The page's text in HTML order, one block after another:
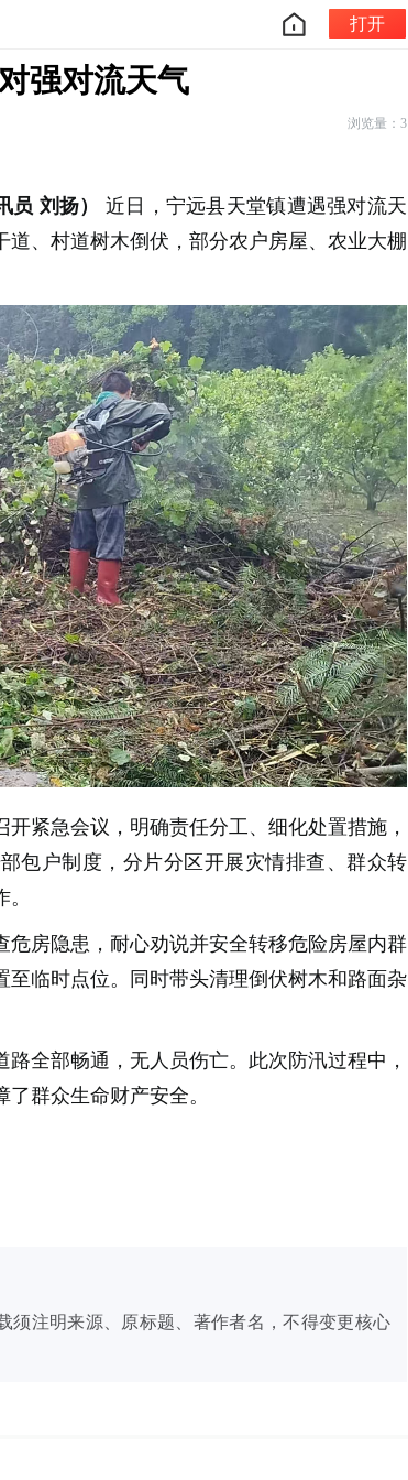
打开
强对流天气
浏览量：3
员 刘扬）
近日，宁远县天堂镇遭遇强对流天
、村道树木倒伏，部分农户房屋、农业大棚
紧急会议，明确责任分工、细化处置措施，
包户制度，分片分区开展灾情排查、群众转
房隐患，耐心劝说并安全转移危险房屋内群
临时点位。同时带头清理倒伏树木和路面杂
全部畅通，无人员伤亡。 此次防汛过程中，
群众生命财产安全。
须注明来源、原标题、著作者名，不得变更核心